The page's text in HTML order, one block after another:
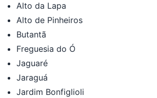
Alto da Lapa
Alto de Pinheiros
Butantã
Freguesia do Ó
Jaguaré
Jaraguá
Jardim Bonfiglioli